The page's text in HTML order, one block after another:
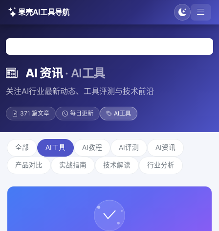
果壳AI工具导航
AI 资讯· AI工具
关注AI行业最新动态、工具评测与技术前沿
371 篇文章 每日更新 AI工具
全部 AI工具 AI教程 AI评测 AI资讯
产品对比 实战指南 技术解读 行业分析